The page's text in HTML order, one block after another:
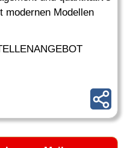
modernen Modellen